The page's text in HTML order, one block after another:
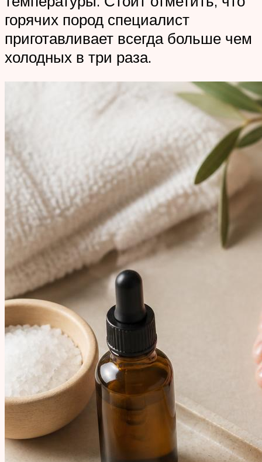
горячих пород специалист
приготавливает всегда больше чем
холодных в три раза.